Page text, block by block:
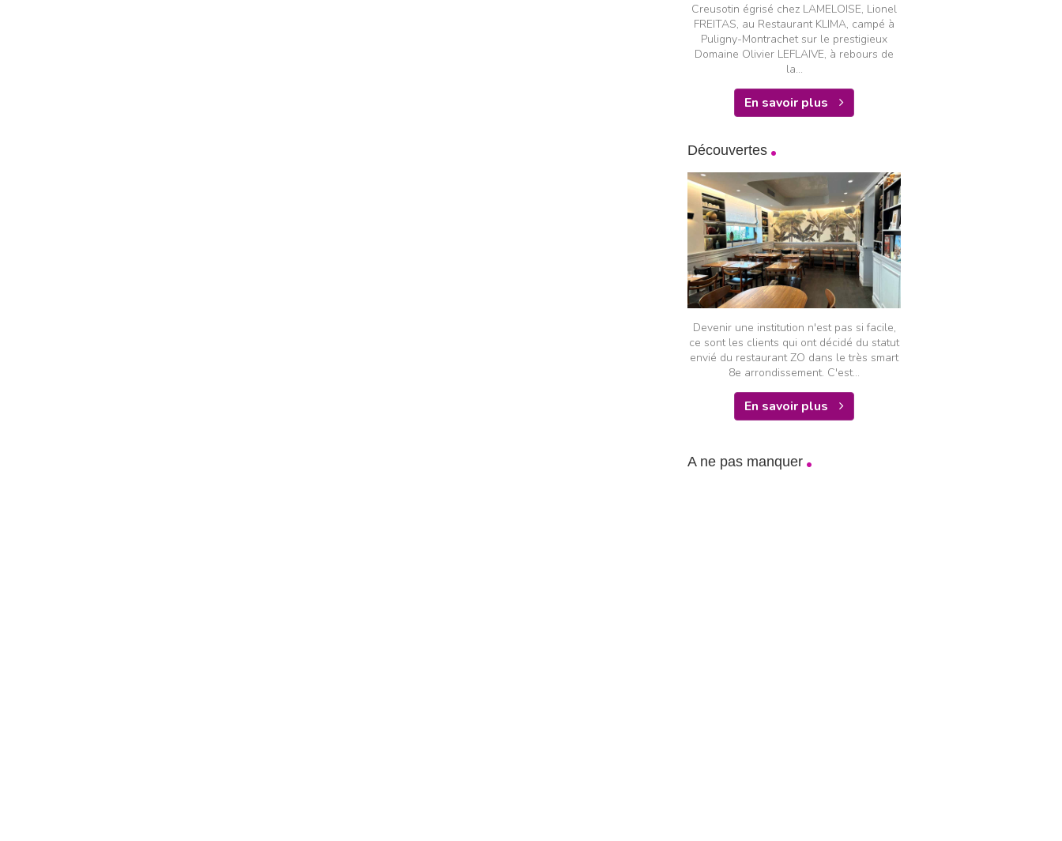
Creusotin égrisé chez LAMELOISE, Lionel
FREITAS, au Restaurant KLIMA, campé à
Puligny-Montrachet sur le prestigieux
Domaine Olivier LEFLAIVE, à rebours de
la...
En savoir plus
Découvertes
Devenir une institution n'est pas si facile,
ce sont les clients qui ont décidé du statut
envié du restaurant ZO dans le très smart
8e arrondissement. C'est...
En savoir plus
A ne pas manquer